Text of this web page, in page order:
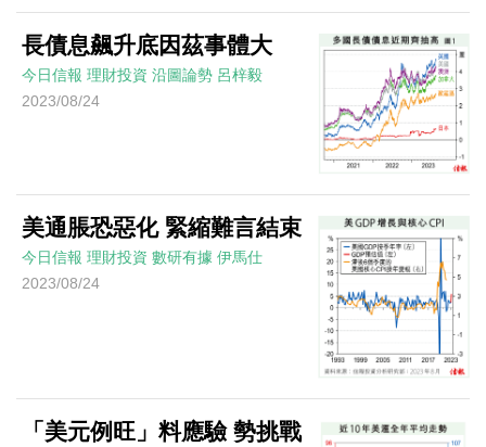
長債息飆升底因茲事體大
今日信報 理財投資 沿圖論勢 呂梓毅
2023/08/24
美通脹恐惡化 緊縮難言結束
今日信報 理財投資 數研有據 伊馬仕
2023/08/24
「美元例旺」料應驗 勢挑戰